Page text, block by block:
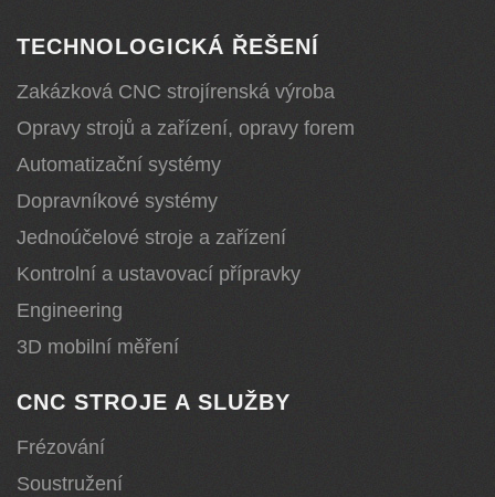
TECHNOLOGICKÁ ŘEŠENÍ
Zakázková CNC strojírenská výroba
Opravy strojů a zařízení, opravy forem
Automatizační systémy
Dopravníkové systémy
Jednoúčelové stroje a zařízení
Kontrolní a ustavovací přípravky
Engineering
3D mobilní měření
CNC STROJE A SLUŽBY
Frézování
Soustružení